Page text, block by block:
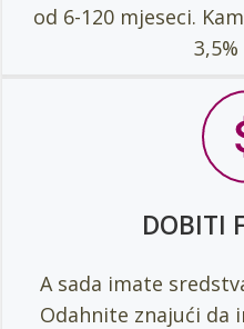
od 6-120 mjeseci.
3,5%
DOBITI
A sada imate
Odahnite znajući da